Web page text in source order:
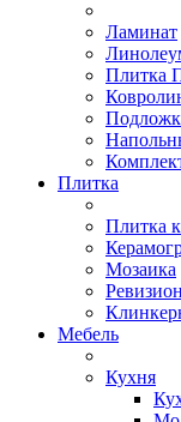
Ламинат
Плитка
Плитка
Плитка
Мозаика
Мебель
Кухня